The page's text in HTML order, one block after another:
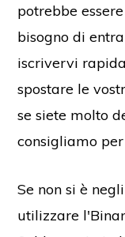
potrebbe
bisogno di
iscrivervi
spostare le
se siete molto
consigliamo
Se non si è
utilizzare